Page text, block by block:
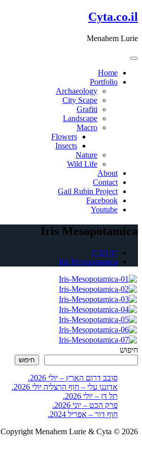
דלג
לתוכן
Cyta.co.il
Menahem Lurie
Home
Portfolio
Archaeology
City Scape
Grafiti
Landscape
Macro
Flowers
Insects
Nature
Wild Life
About
Contact
Gail Rubin Project
Facebook
Youtube
Iris Mesopotamica
דף הבית
Iris Mesopotamica
חיפוש
חיפוש
סובב דרום הארץ – יולי 2026.
אדוננו עלי – חוף הרצליה יולי 2026.
תל דן – יולי 2026.
פרק הכט – יוני 2026.
חוף דור – אפריל 2024.
Copyright Menahem Lurie & Cyta © 2026